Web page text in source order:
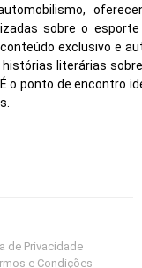
sobre o
exclusivo e
histórias literárias
o ponto de encontro
de Privacidade
e Condições